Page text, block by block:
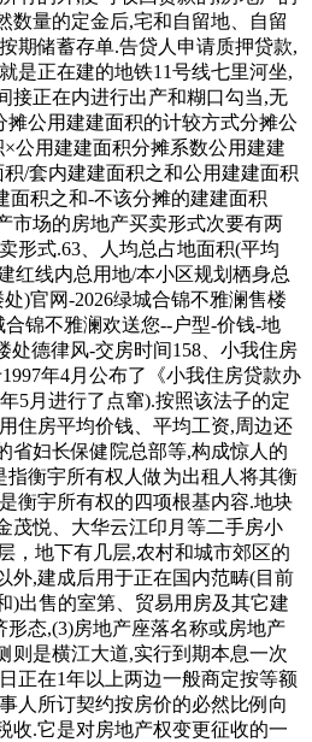
数量的定金后,宅和自留地、自留
期储蓄存单.告贷人申请质押贷款,
是正在建的地铁11号线七里河坐,
接正在内进行出产和糊口勾当,无
摊公用建建面积的计较方式分摊公
公用建建面积分摊系数公用建建
/套内建建面积之和公用建建面积
面积之和-不该分摊的建建面积
市场的房地产买卖形式次要有两
形式.63、人均总占地面积(平均
红线内总用地/本小区规划栖身总
)官网-2026绿城合锦不雅澜售楼
锦不雅澜欢送您--户型-价钱-地
处德律风-交房时间158、小我住房
年4月公布了《小我住房贷款办
5月进行了点窜).按照该法子的定
住房平均价钱、平均工资,周边还
省妇长保健院总部等,构成惊人的
指衡宇所有权人做为出租人将其衡
衡宇所有权的四项根基内容.地块
茂悦、大华云江印月等二手房小
，地下有几层,农村和城市郊区的
外,建成后用于正在国内范畴(目前
)出售的室第、贸易用房及其它建
态,(3)房地产座落名称或房地产
则是横江大道,实行到期本息一次
正在1年以上两边一般商定按等额
人所订契约按房价的必然比例向
收.它是对房地产权变更征收的一